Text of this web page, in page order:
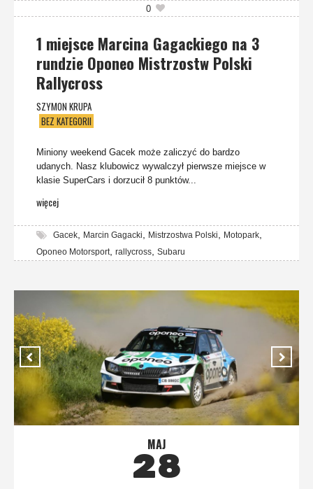
0
1 miejsce Marcina Gagackiego na 3
rundzie Oponeo Mistrzostw Polski
Rallycross
SZYMON KRUPA
BEZ KATEGORII
Miniony weekend Gacek może zaliczyć do bardzo
udanych. Nasz klubowicz wywalczył pierwsze miejsce w
klasie SuperCars i dorzucił 8 punktów...
więcej
Gacek Marcin Gagacki Mistrzostwa Polski Motopark
Oponeo Motorsport rallycross Subaru
MAJ
28